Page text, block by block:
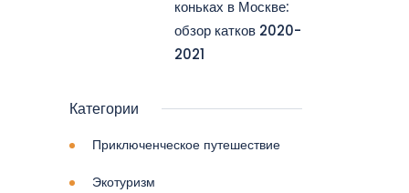
коньках в Москве:
обзор катков 2020-
2021
Категории
Приключенческое путешествие
Экотуризм